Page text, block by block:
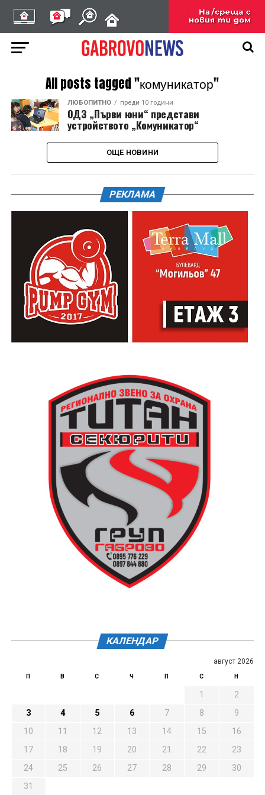
All posts tagged "комуникатор"
ЛЮБОПИТНО преди 10 години
ОДЗ „Първи юни“ представи
устройството „Комуникатор“
ОЩЕ НОВИНИ
РЕКЛАМА
КАЛЕНДАР
август 2026
П В С Ч П С Н
1
2
3
4 5 6 7 8
9
10
11 12 13 14 15
16
17
18 19 20 21 22
23
24
25 26 27 28 29
30
31